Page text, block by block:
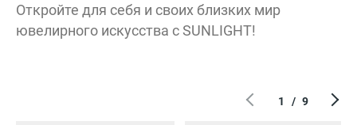
Откройте для себя и своих близких мир
ювелирного искусства с SUNLIGHT!
1 / 9